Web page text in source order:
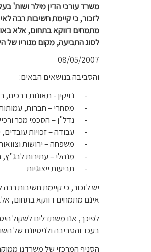
משרד עורכי הדין מילר ושות'
לזכור, כי קיימת חשיבות רבה
מתמחים דווקא בתחום, אלא
לסוג התביעה, מקום מגוריו של
08/05/2007
והסביבה בנושאים הבאים:
-
נזיקין - תאונות
-
מסחרי – חברות,
-
נדל"ן – הסכמי מכר
-
עבודה – זכויות
-
משפחה – ירושות
-
מנהלי – עתירות לבג"ץ,
-
תביעות ייצוגיות
יש לזכור, כי קיימת חשיבות
אינם מתמחים דווקא בתחום,
לפיכך, אנו משתדלים לשקול
בעכו והסביבה ולניסיונם של
הסניף המרכזי של משרדנו